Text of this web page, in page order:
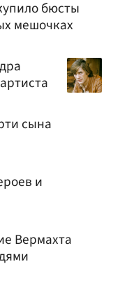
бюсты
мешочках
сына
и
Вермахта